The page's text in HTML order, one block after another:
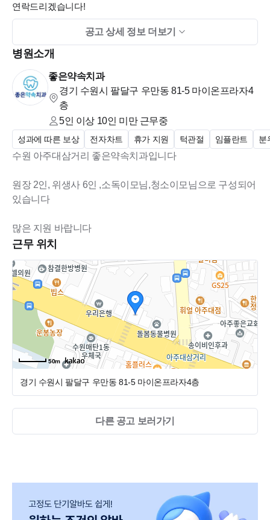
연락드리겠습니다!
​📍 위치 및 교통
​아주대 삼거리 '아주대입구, 우리은행' 버스정류장 바로 앞에 위
치합니다. 다양한 노선이 있어 참고하시길 바랍니다.
​시내버스 노선: 3, 4-1, 9-2, 10, 10-2, 10-5, 11-1, 13-4, 15-1, 20,
22, 22-2, 27, 32, 32-3, 32-4, 37, 62-1, 64, 65, 66-4, 82-1, 83-1, 88,
201, 202
​시외버스 노선: 8327, 8423, 8424, 8448, 8449
​직행: 4000
공고 상세 정보 더보기
병원소개
좋은약속치과
경기 수원시 팔달구 우만동 81-5 마이온프라자4
층
5인 이상 10인 미만근무중
성과에 따른 보상 전자차트 휴가 지원 턱관절 임플란트 분
수원 아주대삼거리 좋은약속치과입니다
원장 2인, 위생사 6인 ,소독이모님,청소이모님으로 구성되어
있습니다
많은 지원 바랍니다
근무 위치
50m
경기 수원시 팔달구 우만동 81-5 마이온프라자4층
다른 공고 보러가기